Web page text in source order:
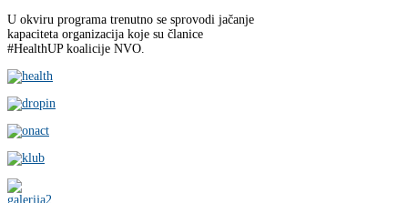
U okviru programa trenutno se sprovodi jačanje
kapaciteta organizacija koje su članice
#HealthUP koalicije NVO.